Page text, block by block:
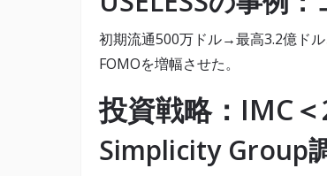
初期流通500万ドル→最高3.2億ド
FOMOを増幅させた。
投資戦略：IMC
Simplicity Group